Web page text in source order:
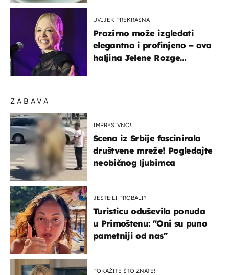
ZABAVA
IMPRESIVNO!
Scena iz Srbije fascinirala
društvene mreže! Pogledajte
neobičnog ljubimca
JESTE LI PROBALI?
Turisticu oduševila ponuda
u Primoštenu: "Oni su puno
pametniji od nas"
POKAŽITE ŠTO ZNATE!
UVIJEK PREKRASNA
Prozirno može izgledati
elegantno i profinjeno – ova
haljina Jelene Rozge